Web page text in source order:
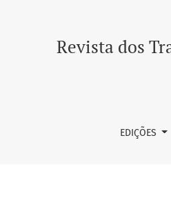
para comparação entre
Revista dos
EDIÇÕES